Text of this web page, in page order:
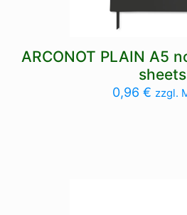
ARCONOT PLAIN A5
sheets
0,96 € zzgl.